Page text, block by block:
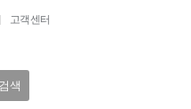
고객센터
색